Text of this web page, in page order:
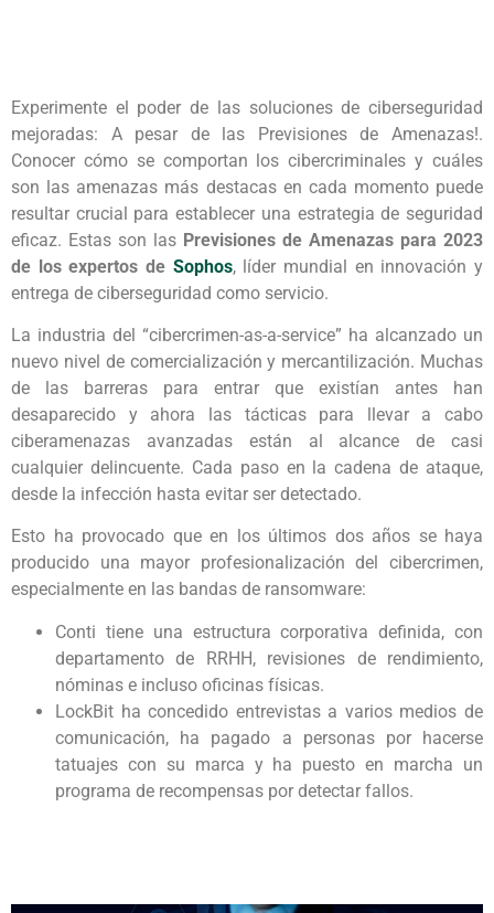
Experimente el poder de las soluciones de ciberseguridad
mejoradas: A pesar de las Previsiones de Amenazas!.
Conocer cómo se comportan los cibercriminales y cuáles
son las amenazas más destacas en cada momento puede
resultar crucial para establecer una estrategia de seguridad
eficaz. Estas son las Previsiones de Amenazas para 2023
de los expertos de Sophos, líder mundial en innovación y
entrega de ciberseguridad como servicio.
La industria del “cibercrimen-as-a-service” ha alcanzado un
nuevo nivel de comercialización y mercantilización. Muchas
de las barreras para entrar que existían antes han
desaparecido y ahora las tácticas para llevar a cabo
ciberamenazas avanzadas están al alcance de casi
cualquier delincuente. Cada paso en la cadena de ataque,
desde la infección hasta evitar ser detectado.
Esto ha provocado que en los últimos dos años se haya
producido una mayor profesionalización del cibercrimen,
especialmente en las bandas de ransomware:
Conti tiene una estructura corporativa definida, con
departamento de RRHH, revisiones de rendimiento,
nóminas e incluso oficinas físicas.
LockBit ha concedido entrevistas a varios medios de
comunicación, ha pagado a personas por hacerse
tatuajes con su marca y ha puesto en marcha un
programa de recompensas por detectar fallos.